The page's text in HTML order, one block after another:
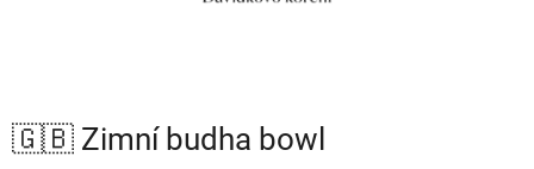
🇬🇧 Zimní budha bowl